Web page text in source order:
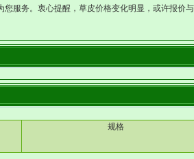
您服务。衷心提醒，草皮价格变化明显，或许报价
规格